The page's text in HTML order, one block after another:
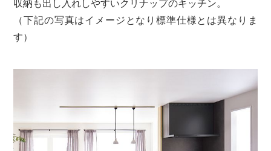
収納も出し入れしやすいクリナップのキッチン。
（下記の写真はイメージとなり標準仕様とは異なりま
す）